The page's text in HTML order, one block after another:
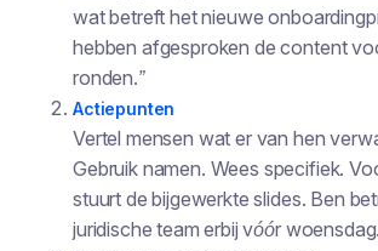
wat betreft het nieuwe
hebben afgesproken de content
ronden.”
Actiepunten
Vertel mensen wat er van hen
Gebruik namen. Wees specifiek.
stuurt de bijgewerkte slides. Ben
juridische team erbij vóór